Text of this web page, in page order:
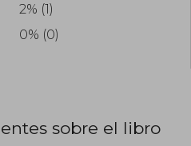
2% (1)
0% (0)
sobre el libro